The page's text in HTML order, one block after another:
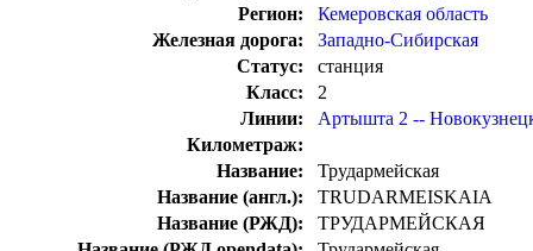
Регион:
Кемеровская область
Железная дорога:
Западно-Сибирская
Статус:
станция
Класс:
2
Линии:
Артышта 2 --
Километраж:
Название:
Трудармейская
Название (англ.):
TRUDARMEISKAIA
Название (РЖД):
ТРУДАРМЕЙСКАЯ